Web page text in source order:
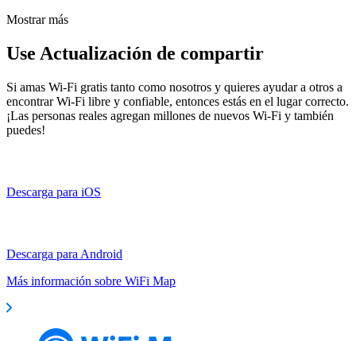
Mostrar más
Use Actualización de compartir
Si amas Wi-Fi gratis tanto como nosotros y quieres ayudar a otros a
encontrar Wi-Fi libre y confiable, entonces estás en el lugar correcto.
¡Las personas reales agregan millones de nuevos Wi-Fi y también
puedes!
Descarga para iOS
Descarga para Android
Más información sobre WiFi Map